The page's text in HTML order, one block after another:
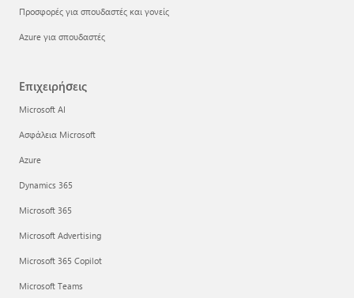
Προσφορές για σπουδαστές και γονείς
Azure για σπουδαστές
Επιχειρήσεις
Microsoft AI
Ασφάλεια Microsoft
Azure
Dynamics 365
Microsoft 365
Microsoft Advertising
Microsoft 365 Copilot
Microsoft Teams